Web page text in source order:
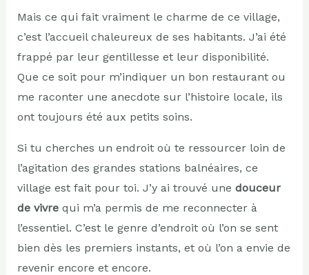
Mais ce qui fait vraiment le charme de ce village,
c’est l’accueil chaleureux de ses habitants. J’ai été
frappé par leur gentillesse et leur disponibilité.
Que ce soit pour m’indiquer un bon restaurant ou
me raconter une anecdote sur l’histoire locale, ils
ont toujours été aux petits soins.
Si tu cherches un endroit où te ressourcer loin de
l’agitation des grandes stations balnéaires, ce
village est fait pour toi. J’y ai trouvé une douceur
de vivrequi m’a permis de me reconnecter à
l’essentiel. C’est le genre d’endroit où l’on se sent
bien dès les premiers instants, et où l’on a envie de
revenir encore et encore.